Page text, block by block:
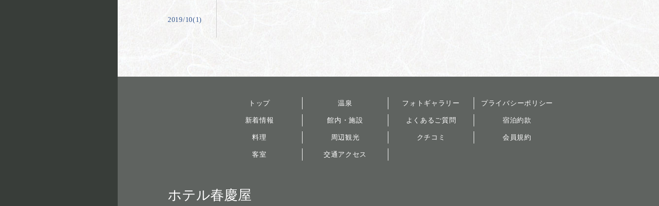
2019/10(1)
トップ
新着情報
料理
客室
温泉
館内・施設
周辺観光
交通アクセス
フォトギャラリー
よくあるご質問
クチコミ
プライバシーポリシー
宿泊約款
会員規約
ホテル春慶屋